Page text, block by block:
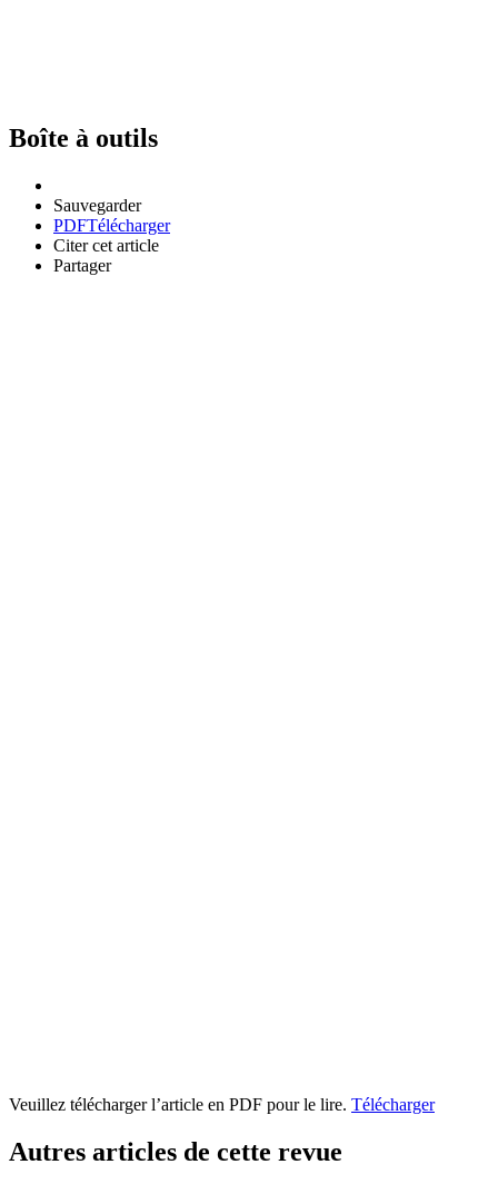
Boîte à outils
Sauvegarder
PDFTélécharger
Citer cet article
Partager
Veuillez télécharger l’article en PDF pour le lire. Télécharger
Autres articles de cette revue